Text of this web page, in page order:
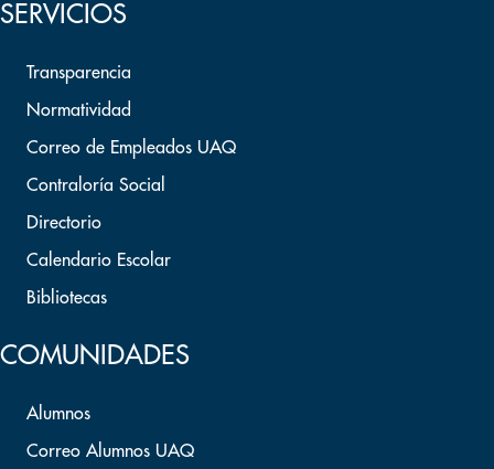
SERVICIOS
Transparencia
Normatividad
Correo de Empleados UAQ
Contraloría Social
Directorio
Calendario Escolar
Bibliotecas
COMUNIDADES
Alumnos
Correo Alumnos UAQ